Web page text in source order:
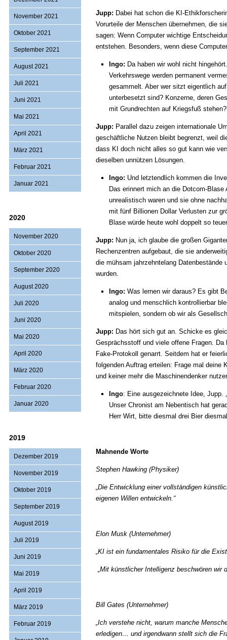
November 2021
Oktober 2021
September 2021
August 2021
Juli 2021
Juni 2021
Mai 2021
April 2021
März 2021
Februar 2021
Januar 2021
2020
November 2020
Oktober 2020
September 2020
August 2020
Juli 2020
Juni 2020
Mai 2020
April 2020
März 2020
Februar 2020
Januar 2020
2019
Dezember 2019
November 2019
Oktober 2019
September 2019
August 2019
Juli 2019
Juni 2019
Mai 2019
April 2019
März 2019
Februar 2019
Jupp: Dabei hat schon die KI-
Vorurteile der Menschen übernehmen, die
sagen: Wenn Computer wichtige
entstehen. Besonders, wenn diese
Ingo: Da haben wir wohl nicht
Verkehrswege werden permanent
gesammelt. Aber wer sitzt eigentlich
unterbesetzt sind? Konzerne, deren
mit Grundrechten auf Kriegsfuß stehen?
Jupp: Parallel dazu zeigen internationale
geschäftliche Nutzen bleibt begrenzt, weil
dass KI doch nicht alles so gut kann wie
dieselben unnützen Lösungen.
Ingo: Und letztendlich kommen die
Das erinnert mich an die Dotcom-
unrealistisch waren und sie ohne
mit fünf Billionen Dollar Verlusten zur
Blase würde heute wohl doppelt so
Jupp: Nun ja, ich glaube die großen
Rechenzentren aufgebaut, die sie
die mühsam jahrzehntelang
wurden.
Ingo:Was lernen wir daraus? Es gibt
analog und menschlich kontrollierbar
mitspielen, sondern ob wir als
Jupp: Das hört sich gut an. Schicke es
Gesprächsstoff und viele offene Fragen.
Fake-Protokoll genarrt. Seitdem hat er
folgenden Auftrag erteilen: Frage mal
und keiner mehr die Maschinendenker
Ingo: Eine ausgezeichnete Idee, Jupp.
Unser Chronist am Nebentisch hat
Herr Wirt, bitte diesmal drei Bier
Mahnende Worte
Stephen Hawking (Physiker)
„Die Entwicklung einer vollständigen
eigenen Willen entwickeln.“
Elon Musk (Unternehmer)
„KI ist ein fundamentales Risiko für die
„Mit künstlicher Intelligenz beschwören wir
Bill Gates (Unternehmer)
„Ich verstehe nicht, warum manche
erledigen… und irgendwann stellt sich die